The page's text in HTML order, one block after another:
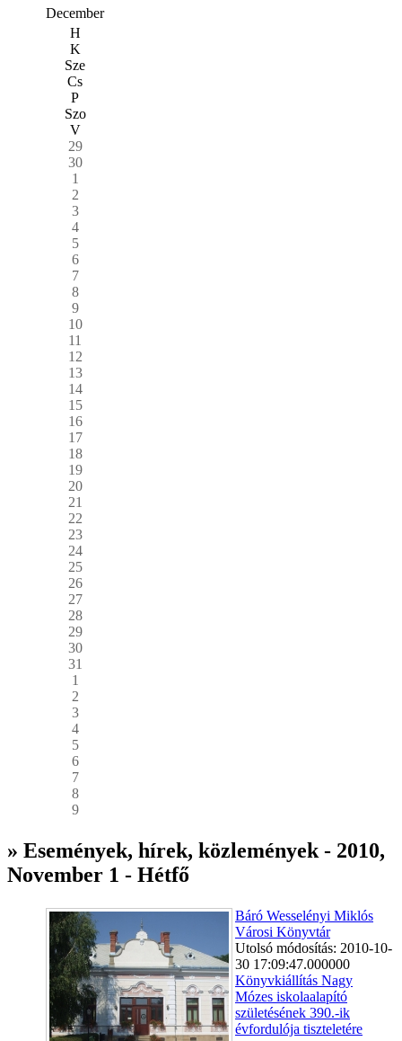
December
H
K
Sze
Cs
P
Szo
V
29
30
1
2
3
4
5
6
7
8
9
10
11
12
13
14
15
16
17
18
19
20
21
22
23
24
25
26
27
28
29
30
31
1
2
3
4
5
6
7
8
9
» Események, hírek, közlemények - 2010,
November 1 - Hétfő
Báró Wesselényi Miklós
Városi Könyvtár
Utolsó módosítás: 2010-10-
30 17:09:47.000000
Könyvkiállítás Nagy
Mózes iskolaalapító
születésének 390.-ik
évfordulója tiszteletére